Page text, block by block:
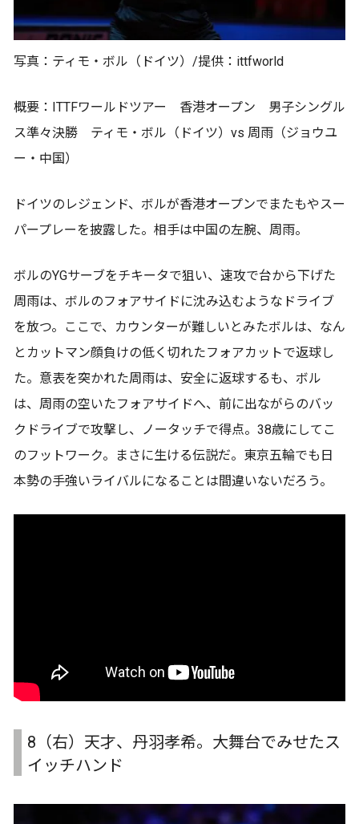
写真：ティモ・ボル（ドイツ）/提供：ittfworld
概要：ITTFワールドツアー 香港オープン 男子シングル
ス準々決勝 ティモ・ボル（ドイツ）vs 周雨（ジョウユ
ー・中国）
ドイツのレジェンド、ボルが香港オープンでまたもやスー
パープレーを披露した。相手は中国の左腕、周雨。
ボルのYGサーブをチキータで狙い、速攻で台から下げた
周雨は、ボルのフォアサイドに沈み込むようなドライブ
を放つ。ここで、カウンターが難しいとみたボルは、なん
とカットマン顔負けの低く切れたフォアカットで返球し
た。意表を突かれた周雨は、安全に返球するも、ボル
は、周雨の空いたフォアサイドへ、前に出ながらのバッ
クドライブで攻撃し、ノータッチで得点。38歳にしてこ
のフットワーク。まさに生ける伝説だ。東京五輪でも日
本勢の手強いライバルになることは間違いないだろう。
8（右）天才、丹羽孝希。大舞台でみせたス
イッチハンド